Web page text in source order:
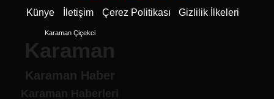
Künye İletişim Çerez Politikası Gizlilik İlkeleri
Karaman Çiçekci
Karaman
Karaman Haber
Karaman Haberleri